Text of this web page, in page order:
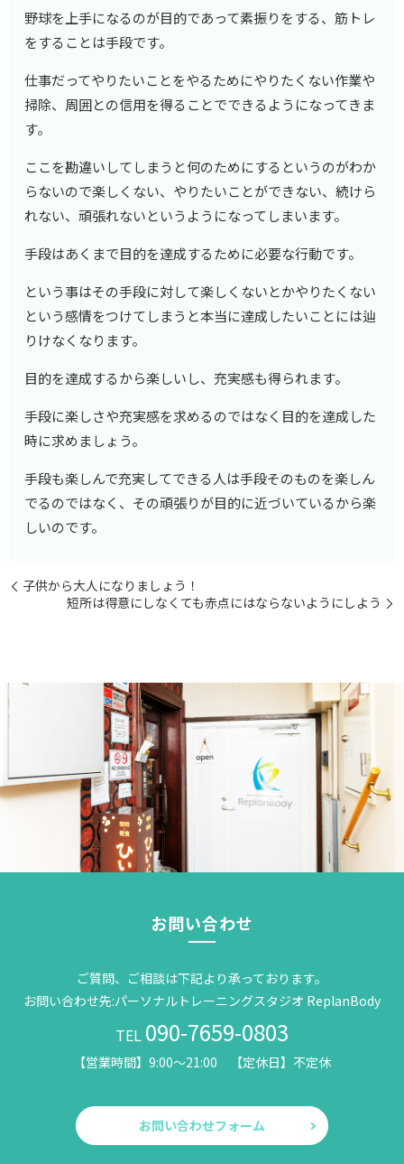
野球を上手になるのが目的であって素振りをする、筋トレ
をすることは手段です。
仕事だってやりたいことをやるためにやりたくない作業や
掃除、周囲との信用を得ることでできるようになってきま
す。
ここを勘違いしてしまうと何のためにするというのがわか
らないので楽しくない、やりたいことができない、続けら
れない、頑張れないというようになってしまいます。
手段はあくまで目的を達成するために必要な行動です。
という事はその手段に対して楽しくないとかやりたくない
という感情をつけてしまうと本当に達成したいことには辿
りけなくなります。
目的を達成するから楽しいし、充実感も得られます。
手段に楽しさや充実感を求めるのではなく目的を達成した
時に求めましょう。
手段も楽しんで充実してできる人は手段そのものを楽しん
でるのではなく、その頑張りが目的に近づいているから楽
しいのです。
子供から大人になりましょう！
短所は得意にしなくても赤点にはならないようにしよう
お問い合わせ
ご質問、ご相談は下記より承っております。
お問い合わせ先:パーソナルトレーニングスタジオ ReplanBody
TEL 090-7659-0803
【営業時間】9:00～21:00 【定休日】不定休
お問い合わせフォーム